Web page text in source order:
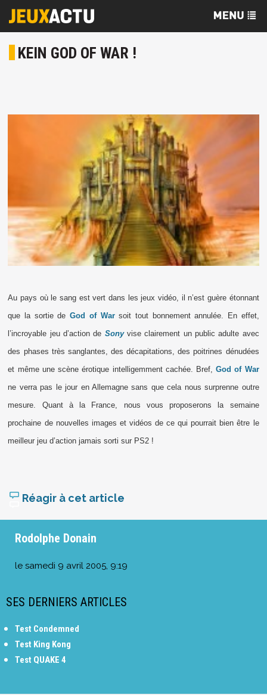
KEIN GOD OF WAR !
Au pays où le sang est vert dans les jeux vidéo, il n’est guère étonnant
que la sortie deGod of Warsoit tout bonnement annulée. En effet,
l’incroyable jeu d’action de Sonyvise clairement un public adulte avec
des phases très sanglantes, des décapitations, des poitrines dénudées
et même une scène érotique intelligemment cachée. Bref,God of War
ne verra pas le jour en Allemagne sans que cela nous surprenne outre
mesure. Quant à
la France , nous vous proposerons la semaine
prochaine de nouvelles images et vidéos de ce qui pourrait bien être le
meilleur jeu d’action jamais sorti sur PS2 !
Réagir à cet article
Rodolphe Donain
le samedi 9 avril 2005, 9:19
SES DERNIERS ARTICLES
Test Condemned
Test King Kong
Test QUAKE 4